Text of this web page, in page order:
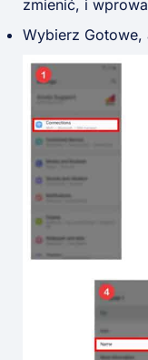
zmienić, i
Wybierz Gotowe,